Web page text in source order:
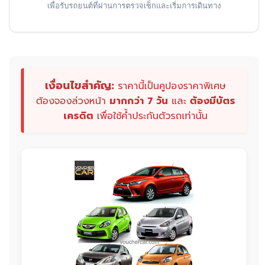
เพื่อรับรถยนต์ที่ผ่านการตรวจเช็กและเริ่มการเดินทาง
เงื่อนไขสำคัญ: ราคานี้เป็นคูปองราคาพิเศษ
ต้องจองล่วงหน้า มากกว่า 7 วัน และ ต้องมีบัตร
เครดิต เพื่อใช้ค้ำประกันตัวรถเท่านั้น